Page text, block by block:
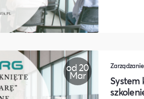
od 20
Mar
System